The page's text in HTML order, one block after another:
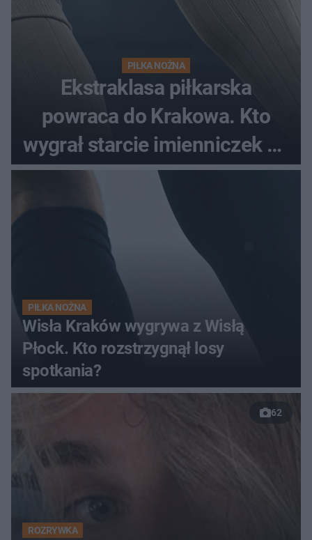
PIŁKA NOŻNA
Ekstraklasa piłkarska
powraca do Krakowa. Kto
wygrał starcie imienniczek na
pełnym stadionie
PIŁKA NOŻNA
Wisła Kraków wygrywa z Wisłą
Płock. Kto rozstrzygnął losy
spotkania?
62
ROZRYWKA